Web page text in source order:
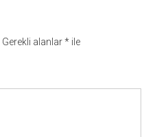
Gerekli alanlar* ile